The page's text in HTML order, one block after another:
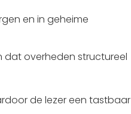
en in geheime
dat overheden structureel
de lezer een tastbaar